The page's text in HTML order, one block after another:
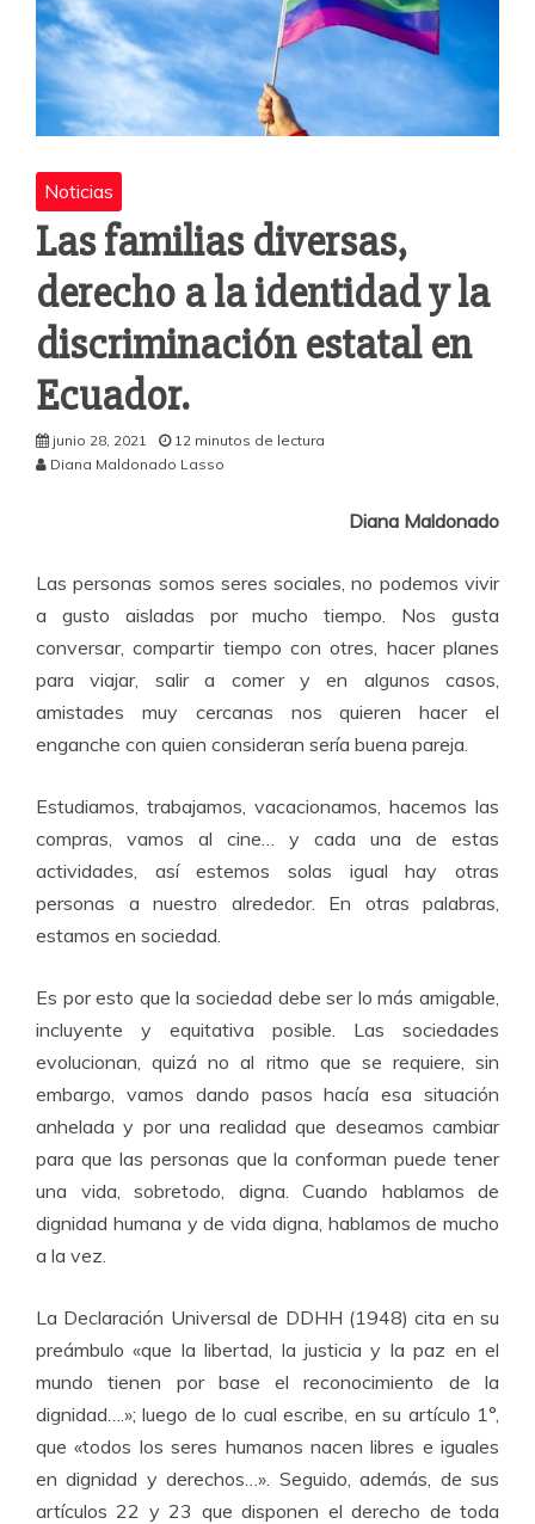
Noticias
Las familias diversas,
derecho a la identidad y la
discriminación estatal en
Ecuador.
junio 28, 2021
12 minutos de lectura
Diana Maldonado Lasso
Diana Maldonado
Las personas somos seres sociales, no podemos vivir
a gusto aisladas por mucho tiempo. Nos gusta
conversar, compartir tiempo con otres, hacer planes
para viajar, salir a comer y en algunos casos,
amistades muy cercanas nos quieren hacer el
enganche con quien consideran sería buena pareja.
Estudiamos, trabajamos, vacacionamos, hacemos las
compras, vamos al cine… y cada una de estas
actividades, así estemos solas igual hay otras
personas a nuestro alrededor. En otras palabras,
estamos en sociedad.
Es por esto que la sociedad debe ser lo más amigable,
incluyente y equitativa posible. Las sociedades
evolucionan, quizá no al ritmo que se requiere, sin
embargo, vamos dando pasos hacía esa situación
anhelada y por una realidad que deseamos cambiar
para que las personas que la conforman puede tener
una vida, sobretodo, digna. Cuando hablamos de
dignidad humana y de vida digna, hablamos de mucho
a la vez.
La Declaración Universal de DDHH (1948) cita en su
preámbulo «que la libertad, la justicia y la paz en el
mundo tienen por base el reconocimiento de la
dignidad….»; luego de lo cual escribe, en su artículo 1°,
que«todos los seres humanos nacen libres e iguales
en dignidad y derechos…» . Seguido, además, de sus
artículos 22 y 23 que disponen el derecho de toda